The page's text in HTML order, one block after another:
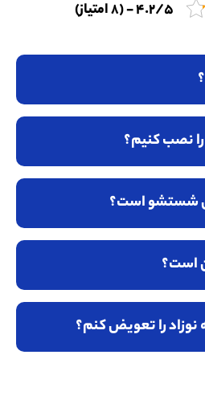
4.2/5 - (8 امتیاز)
را نصب کنیم؟
شستشو است؟
است؟
نوزاد را تعویض کنم؟